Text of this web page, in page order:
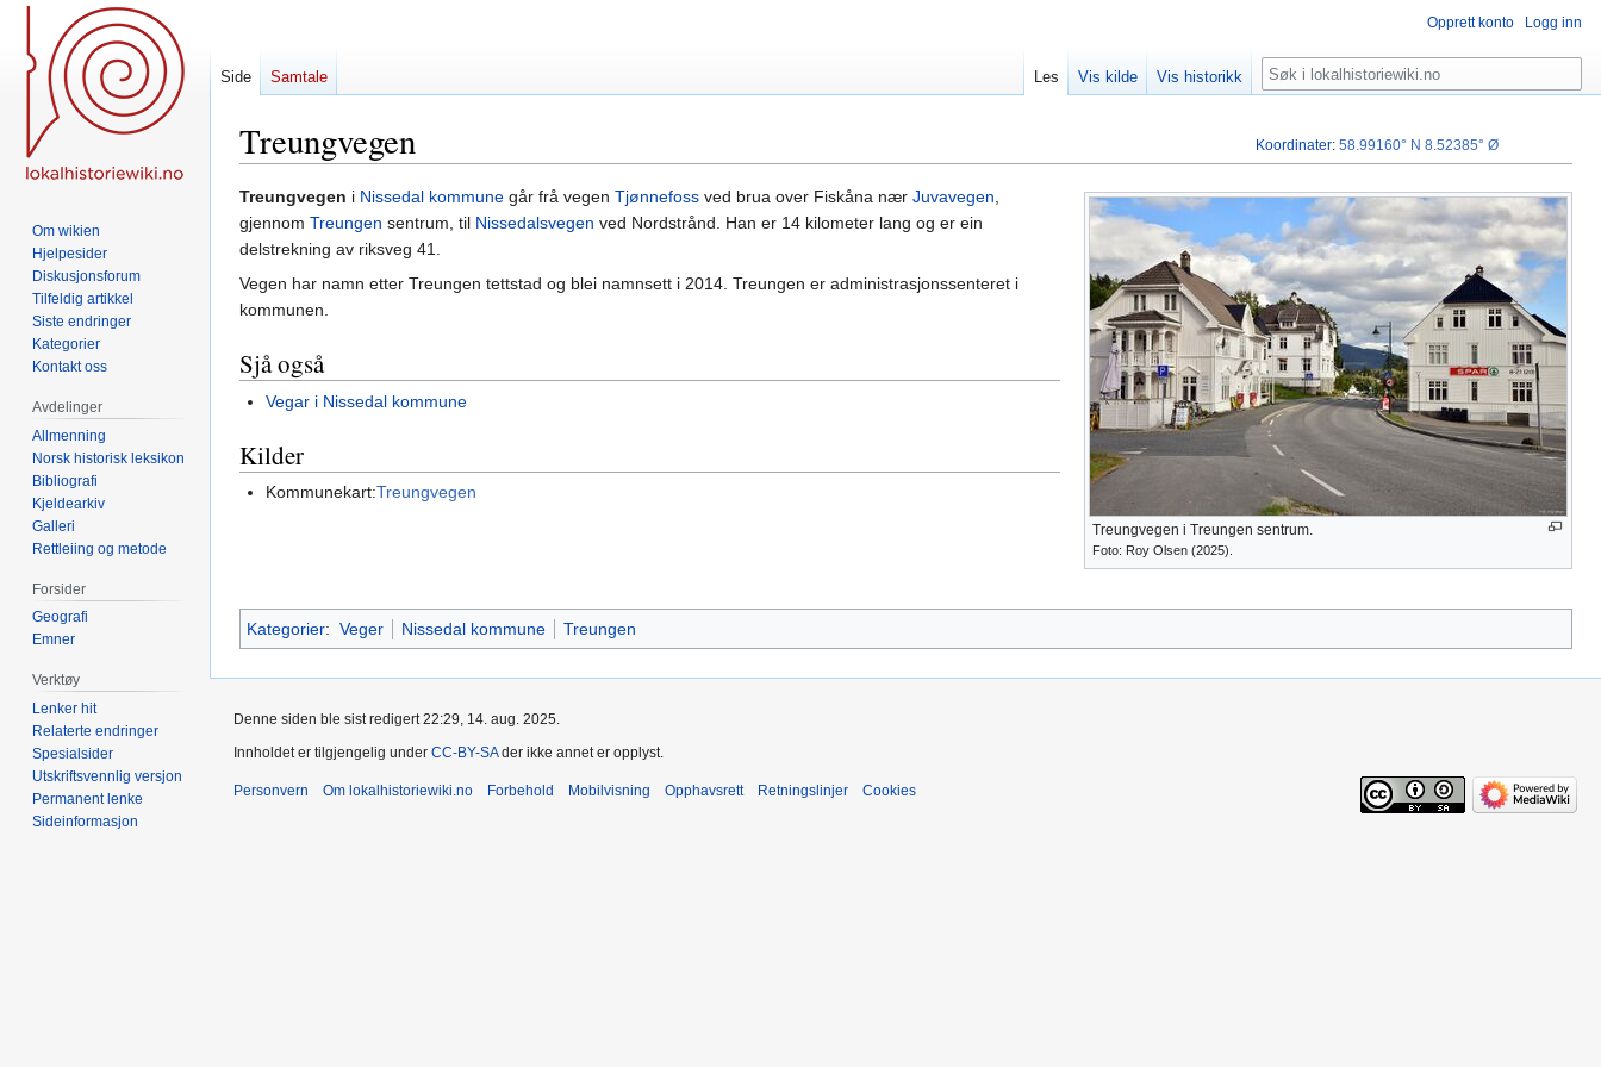
Treungvegen
Hopp
til
navigering
Hopp
til
søk
Treungvegen i Treungen sentrum.
Foto: Roy Olsen (2025).
Treungvegen i Nissedal kommune går frå vegen Tjønnefoss ved brua over Fiskåna nær Juvavegen,
gjennom Treungen sentrum, til Nissedalsvegen ved Nordstrånd. Han er 14 kilometer lang og er ein
delstrekning av riksveg 41.
Vegen har namn etter Treungen tettstad og blei namnsett i 2014. Treungen er administrasjonssenteret i
kommunen.
Sjå også
Vegar i Nissedal kommune
Kilder
Kommunekart:Treungvegen
Koordinater:58.99160° N 8.52385° Ø
Kategorier: Veger Nissedal kommune Treungen
Opprett konto Logg inn
Side Samtale Les Vis kilde Vis historikk Søk
Om wikien
Hjelpesider
Diskusjonsforum
Tilfeldig artikkel
Siste endringer
Kategorier
Kontakt oss
Avdelinger
Allmenning
Norsk historisk leksikon
Bibliografi
Kjeldearkiv
Galleri
Rettleiing og metode
Forsider
Geografi
Emner
Verktøy
Lenker hit
Relaterte endringer
Spesialsider
Utskriftsvennlig versjon
Permanent lenke
Sideinformasjon
Denne siden ble sist redigert 22:29, 14. aug. 2025.
Innholdet er tilgjengelig under CC-BY-SAder ikke annet er opplyst.
Personvern Om lokalhistoriewiki.no Forbehold Mobilvisning Opphavsrett Retningslinjer Cookies